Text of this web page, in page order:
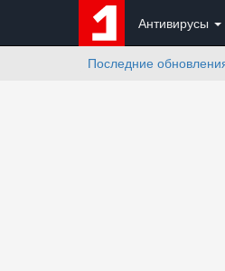
Антивирусы
Последние